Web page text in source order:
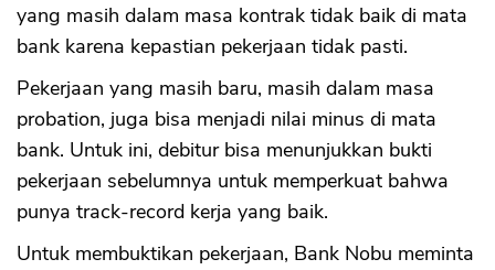
yang masih dalam masa kontrak tidak baik di mata
bank karena kepastian pekerjaan tidak pasti.
Pekerjaan yang masih baru, masih dalam masa
probation, juga bisa menjadi nilai minus di mata
bank. Untuk ini, debitur bisa menunjukkan bukti
pekerjaan sebelumnya untuk memperkuat bahwa
punya track-record kerja yang baik.
Untuk membuktikan pekerjaan, Bank Nobu meminta